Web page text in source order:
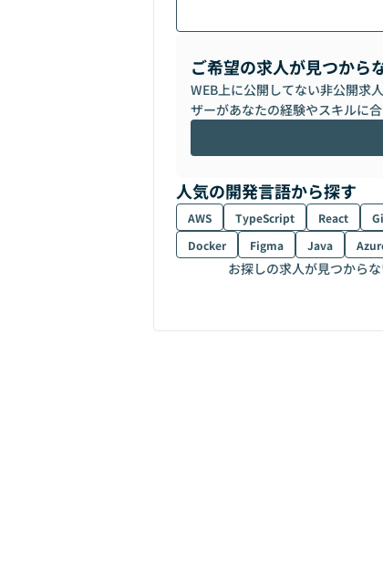
ご希望の求人が見つから
WEB上に公開してない非公開求
ザーがあなたの経験やスキルに
人気の開発言語から探す
AWS TypeScript React
Docker
Figma Java
お探しの求人が見つから